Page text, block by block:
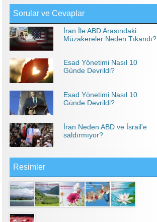
Sorular ve Cevaplar
İran İle ABD Arasındaki
Müzakereler Neden Tıkandı?
Esad Yönetimi Nasıl 10
Günde Devrildi?
Esad Yönetimi Nasıl 10
Günde Devrildi?
İran Neden ABD ve İsrail'e
saldırmıyor?
Resimler